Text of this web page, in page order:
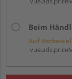
Beim
Auf